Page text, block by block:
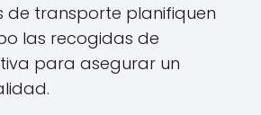
de transporte planifiquen
las recogidas de
para asegurar un